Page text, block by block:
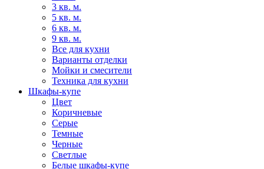
3 кв. м.
5 кв. м.
6 кв. м.
9 кв. м.
Все для кухни
Варианты отделки
Мойки и смесители
Техника для кухни
Шкафы-купе
Цвет
Коричневые
Серые
Темные
Черные
Светлые
Белые шкафы-купе